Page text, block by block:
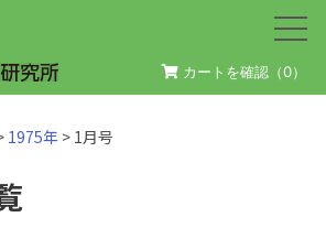
カートを確認（0）
1975年 > 1月号